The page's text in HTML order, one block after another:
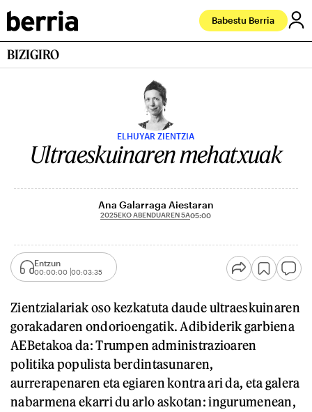
Babestu Berria
BIZIGIRO
ELHUYAR ZIENTZIA
Ultraeskuinaren mehatxuak
Ana Galarraga Aiestaran
2025EKO ABENDUAREN 5A05:00
Entzun
00:00:00 00:03:35
Zientzialariak oso kezkatuta daude ultraeskuinaren
gorakadaren ondorioengatik. Adibiderik garbiena
AEBetakoa da: Trumpen administrazioaren
politika populista berdintasunaren,
aurrerapenaren eta egiaren kontra ari da, eta galera
nabarmena ekarri du arlo askotan: ingurumenean,